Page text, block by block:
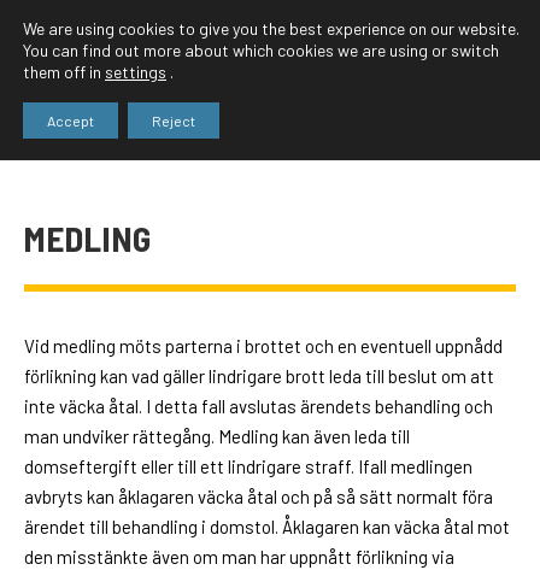
MEDLING
Vid medling möts parterna i brottet och en eventuell uppnådd
förlikning kan vad gäller lindrigare brott leda till beslut om att
inte väcka åtal. I detta fall avslutas ärendets behandling och
man undviker rättegång. Medling kan även leda till
domseftergift eller till ett lindrigare straff. Ifall medlingen
avbryts kan åklagaren väcka åtal och på så sätt normalt föra
ärendet till behandling i domstol. Åklagaren kan väcka åtal mot
den misstänkte även om man har uppnått förlikning via
We are using cookies to give you the best experience on our website.
You can find out more about which cookies we are using or switch
them off in settings .
Accept Reject